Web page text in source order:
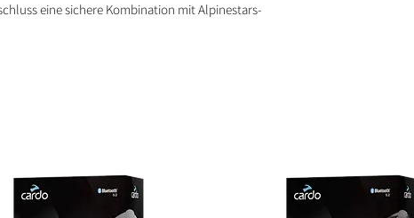
eine sichere Kombination mit Alpinestars-